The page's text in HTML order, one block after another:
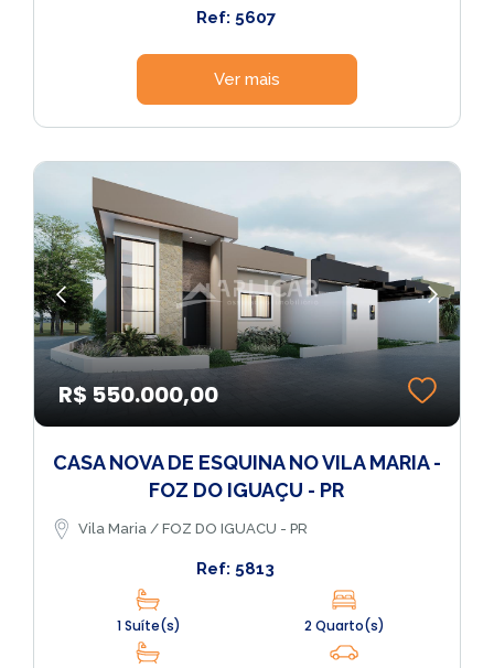
Ref: 5607
Ver mais
R$ 550.000,00
CASA NOVA DE ESQUINA NO VILA MARIA -
FOZ DO IGUAÇU - PR
Vila Maria / FOZ DO IGUACU - PR
Ref: 5813
1 Suíte(s) 2 Quarto(s)